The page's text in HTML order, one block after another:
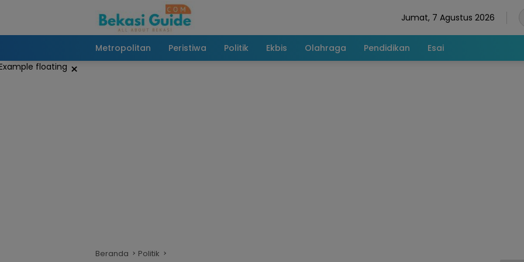
Jumat, 7 Agustus 2026
Metropolitan Peristiwa Politik Ekbis Olahraga Pendidikan Esai
×
Beranda Politik